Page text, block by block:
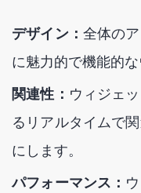
デザイン： 全体の
に魅力的で機能的
関連性： ウィジェ
るリアルタイムで
にします。
パフォーマンス：